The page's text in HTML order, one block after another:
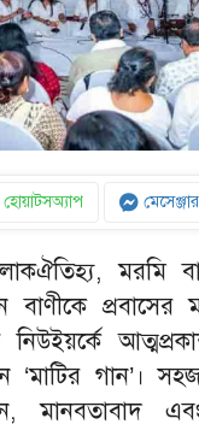
হোয়াটসঅ্যাপ মেসেঞ্জার
মরমি
বাণীকে প্রবাসের
নিউইয়র্কে
‘মাটির গান’।
মানবতাবাদ